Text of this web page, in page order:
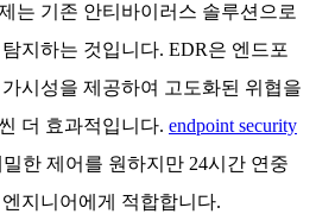
는 기존 안티바이러스 솔루션으로
지하는 것입니다. EDR은 엔드포
시성을 제공하여 고도화된 위협을
더 효과적입니다. endpoint security
한 제어를 원하지만 24시간 연중
지니어에게 적합합니다.